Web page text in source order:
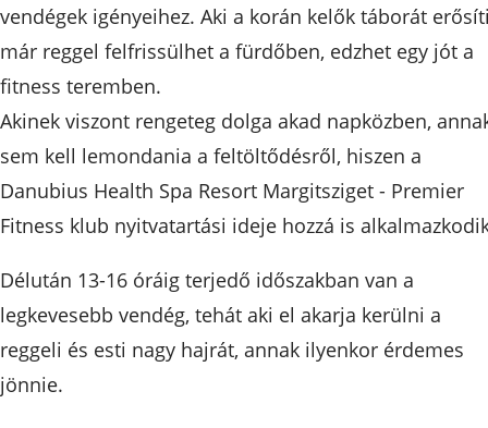
vendégek igényeihez. Aki a korán kelők táborát
már reggel felfrissülhet a fürdőben, edzhet egy jót a
fitness teremben.
Akinek viszont rengeteg dolga akad napközben,
sem kell lemondania a feltöltődésről, hiszen a
Danubius Health Spa Resort Margitsziget - Premier
Fitness klub nyitvatartási ideje hozzá is
Délután 13-16 óráig terjedő időszakban van a
legkevesebb vendég, tehát aki el akarja kerülni a
reggeli és esti nagy hajrát, annak ilyenkor érdemes
jönnie.